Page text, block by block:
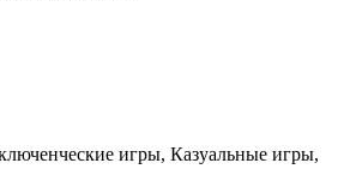
игры, Казуальные игры,